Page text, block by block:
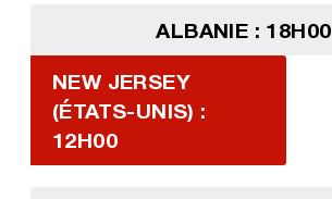
ALBANIE : 18H00
NEW JERSEY
(ÉTATS-UNIS) :
12H00